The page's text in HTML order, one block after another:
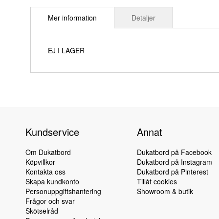
till
börjanMer information
EJ I LAGER
Detaljer
Kundservice
Om Dukatbord
Köpvillkor
Kontakta oss
Skapa kundkonto
Personuppgiftshantering
Frågor och svar
Skötselråd
Annat
Dukatbord på Facebook
Dukatbord på Instagram
Dukatbord på Pinterest
Tillåt cookies
Showroom & butik